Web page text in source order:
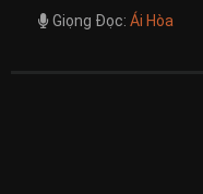
Giọng Đọc: Ái Hòa